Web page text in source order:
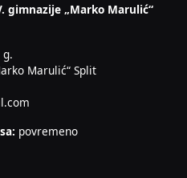
gimnazije „Marko Marulić“
Marulić“ Split
povremeno